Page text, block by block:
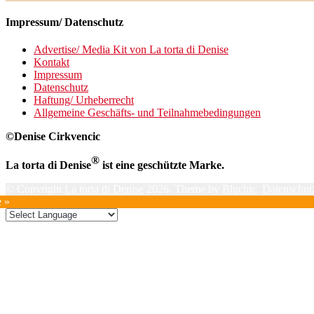
Impressum/ Datenschutz
Advertise/ Media Kit von La torta di Denise
Kontakt
Impressum
Datenschutz
Haftung/ Urheberrecht
Allgemeine Geschäfts- und Teilnahmebedingungen
©Denise Cirkvencic
La torta di Denise® ist eine geschützte Marke.
»